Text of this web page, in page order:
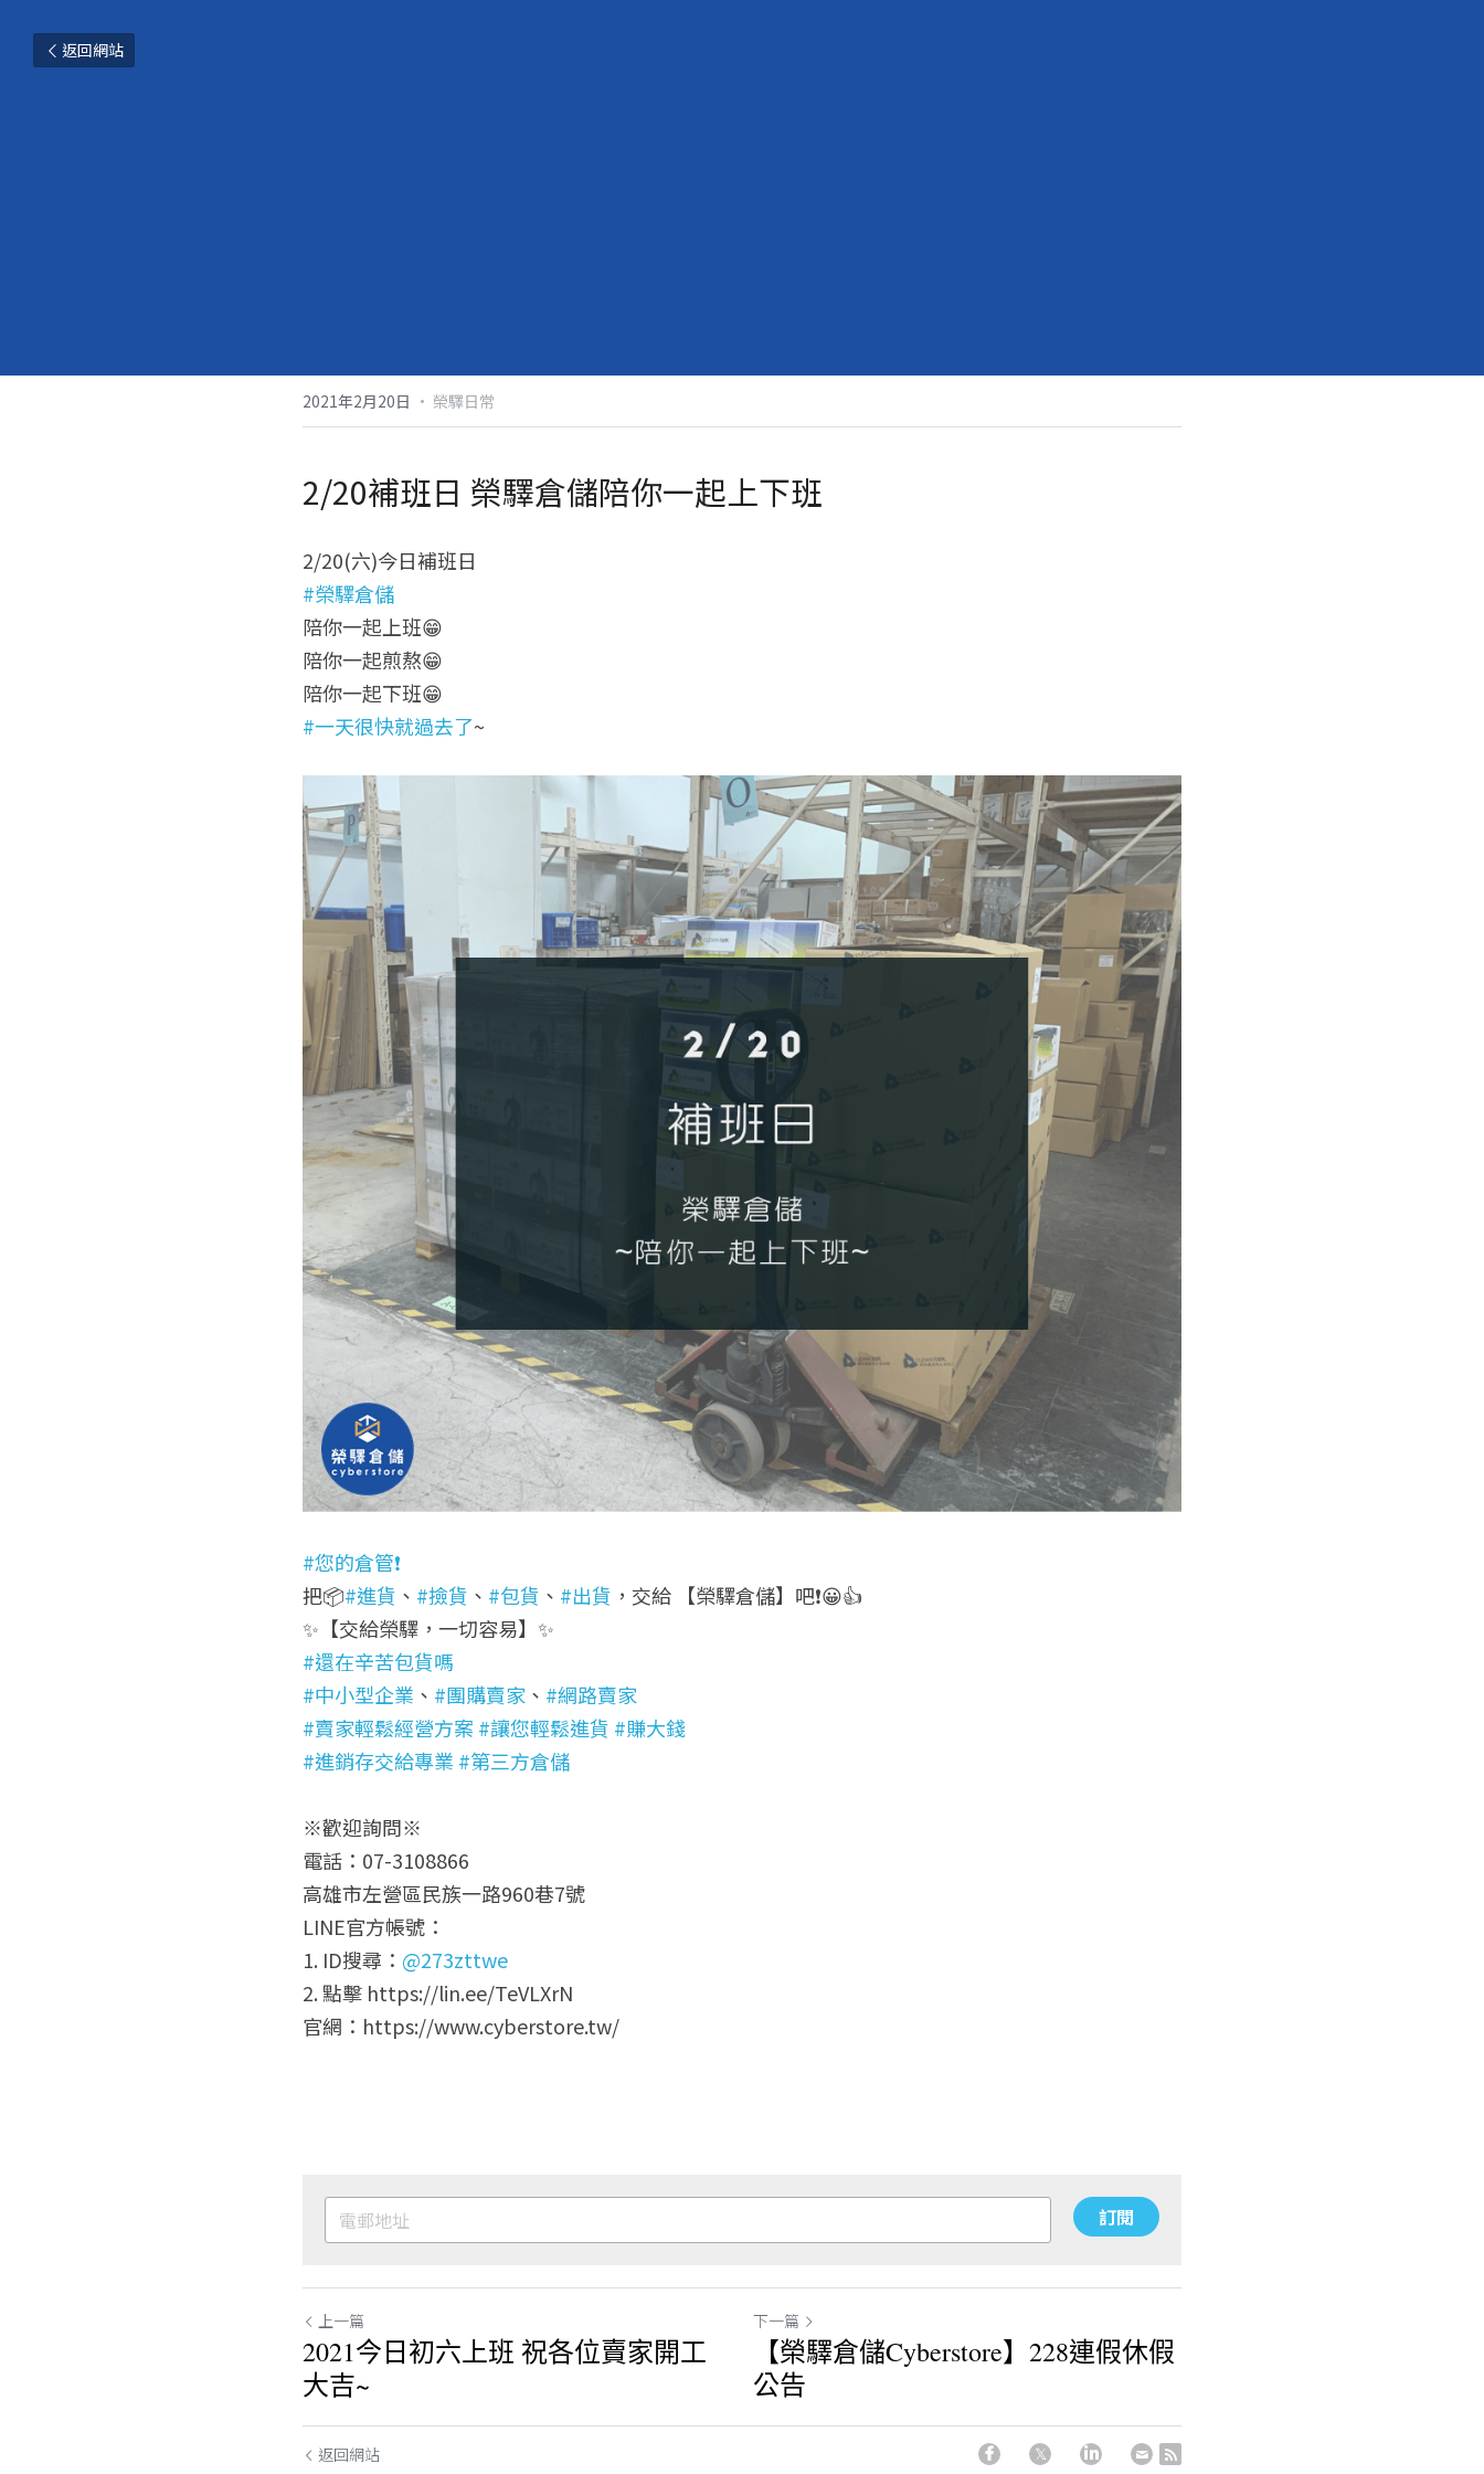
返回網站
2021年2月20日 · 榮驛日常
2/20補班日 榮驛倉儲陪你一起上下班
2/20(六)今日補班日
#榮驛倉儲
陪你一起上班😁
陪你一起煎熬😁
陪你一起下班😁
#一天很快就過去了~
#您的倉管❗
把📦#進貨 、 #撿貨 、 #包貨 、 #出貨 ，交給 【榮驛倉儲】吧❗😀👍
✨【交給榮驛，一切容易】✨
#還在辛苦包貨嗎
#中小型企業 、 #團購賣家 、 #網路賣家
#賣家輕鬆經營方案 #讓您輕鬆進貨 #賺大錢
#進銷存交給專業 #第三方倉儲
※歡迎詢問※
電話：07-3108866
高雄市左營區民族一路960巷7號
LINE官方帳號：
1. ID搜尋： @273zttwe
2. 點擊 https://lin.ee/TeVLXrN
官網：https://www.cyberstore.tw/
訂閱
上一篇
2021今日初六上班 祝各位賣家開工
大吉~
下一篇
【榮驛倉儲Cyberstore】228連假休假
公告
返回網站